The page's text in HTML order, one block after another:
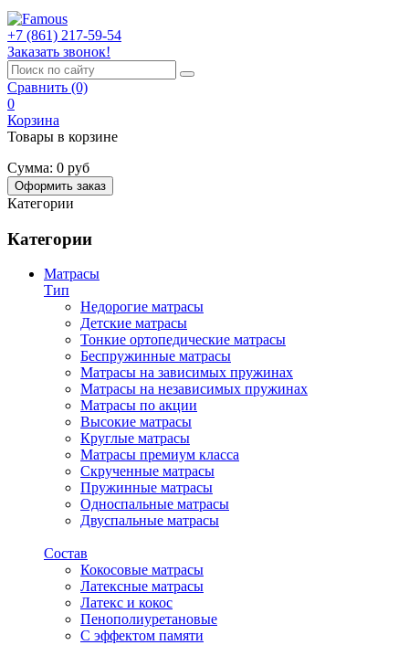
+7 (861) 217-59-54
Заказать звонок!
Сравнить (0)
0
Корзина
Товары в корзине
Сумма: 0 руб
Оформить заказ
Категории
Категории
Матрасы
Тип
Недорогие матрасы
Детские матрасы
Тонкие ортопедические матрасы
Беспружинные матрасы
Матрасы на зависимых пружинах
Матрасы на независимых пружинах
Матрасы по акции
Высокие матрасы
Круглые матрасы
Матрасы премиум класса
Скрученные матрасы
Пружинные матрасы
Односпальные матрасы
Двуспальные матрасы
Состав
Кокосовые матрасы
Латексные матрасы
Латекс и кокос
Пенополиуретановые
С эффектом памяти